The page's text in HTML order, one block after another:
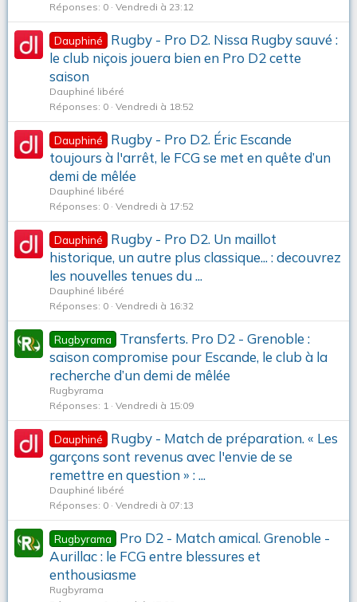
Réponses 0 Vendredi à 23:12
Dauphiné
Rugby - Pro D2. Nissa Rugby sauvé :
le club niçois jouera bien en Pro D2 cette
saison
Dauphiné libéré
Réponses 0 Vendredi à 18:52
Dauphiné
Rugby - Pro D2. Éric Escande
toujours à l'arrêt, le FCG se met en quête d’un
demi de mêlée
Dauphiné libéré
Réponses 0 Vendredi à 17:52
Dauphiné
Rugby - Pro D2. Un maillot
historique, un autre plus classique... : decouvrez
les nouvelles tenues du ...
Dauphiné libéré
Réponses 0 Vendredi à 16:32
Rugbyrama
Transferts. Pro D2 - Grenoble :
saison compromise pour Escande, le club à la
recherche d’un demi de mêlée
Rugbyrama
Réponses 1 Vendredi à 15:09
Dauphiné
Rugby - Match de préparation. « Les
garçons sont revenus avec l'envie de se
remettre en question » : ...
Dauphiné libéré
Réponses 0 Vendredi à 07:13
Rugbyrama
Pro D2 - Match amical. Grenoble -
Aurillac : le FCG entre blessures et
enthousiasme
Rugbyrama